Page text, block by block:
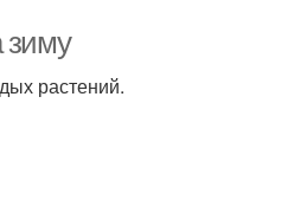
зиму
растений.